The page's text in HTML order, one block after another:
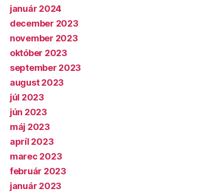
január 2024
december 2023
november 2023
október 2023
september 2023
august 2023
júl 2023
jún 2023
máj 2023
apríl 2023
marec 2023
február 2023
január 2023